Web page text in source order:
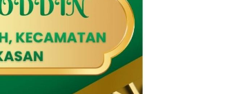
Dandim 0826/Pamekasan Letkol Kav Agus
SH.,M.Han dalam kesempatan tersebut
merupakan bagian dari tugas pokok TNI
(OMSP), khususnya membantu pemerintah